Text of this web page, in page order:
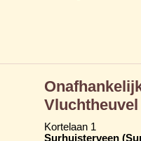
Vluchtheuvel
Kortelaan 1
Surhuisterveen